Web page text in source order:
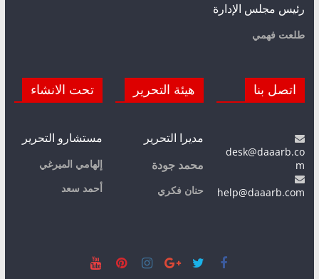
رئيس مجلس الإدارة
طلعت فهمي
اتصل بنا
desk@daaarb.co
m
help@daaarb.com
هيئة التحرير
مديرا التحرير
محمد جودة
حنان فكري
تحت الانشاء
مستشارو التحرير
إلهامي الميرغي
أحمد سعد